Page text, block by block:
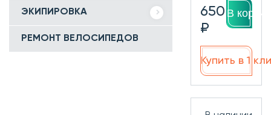
ЭКИПИРОВКА
РЕМОНТ ВЕЛОСИПЕДОВ
650
₽
В
Купить в 1